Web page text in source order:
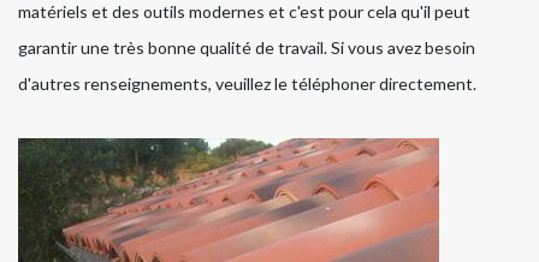
matériels et des outils modernes et c'est pour cela qu'il peut
garantir une très bonne qualité de travail. Si vous avez besoin
d'autres renseignements, veuillez le téléphoner directement.